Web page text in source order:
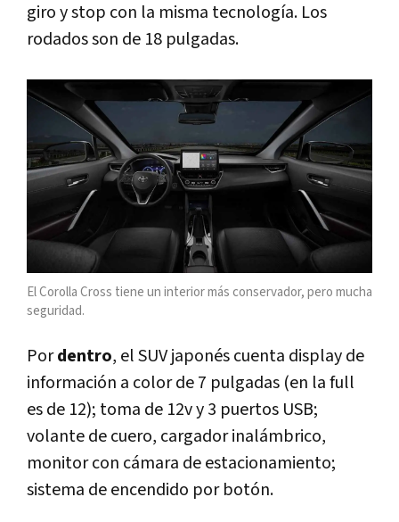
giro y stop con la misma tecnología. Los
rodados son de 18 pulgadas.
El Corolla Cross tiene un interior más conservador, pero mucha
seguridad.
Pordentro, el SUV japonés cuenta display de
información a color de 7 pulgadas (en la full
es de 12); toma de 12v y 3 puertos USB;
volante de cuero, cargador inalámbrico,
monitor con cámara de estacionamiento;
sistema de encendido por botón.